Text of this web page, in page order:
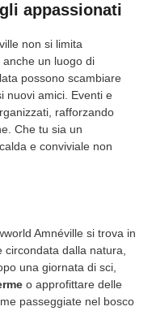
appassionati
non si limita
un luogo di
possono scambiare
nuovi amici. Eventi e
rafforzando
Che tu sia un
e conviviale non
Amnéville si trova in
dalla natura,
una giornata di sci,
o approfittare delle
passeggiate nel bosco